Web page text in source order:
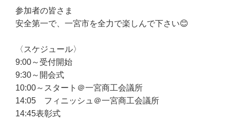
参加者の皆さま
安全第一で、一宮市を全力で楽しんで下さい😊
〈スケジュール〉
9:00～受付開始
9:30～開会式
10:00～スタート＠一宮商工会議所
14:05 フィニッシュ＠一宮商工会議所
14:45表彰式